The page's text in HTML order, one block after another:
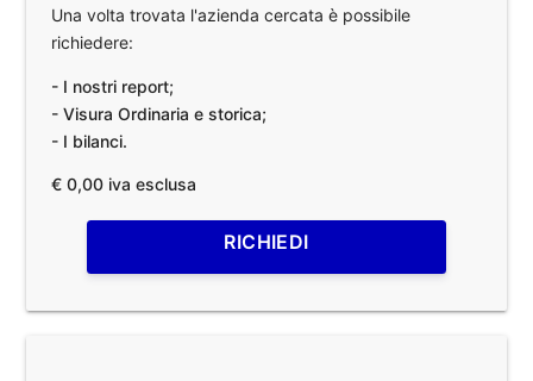
Una volta trovata l'azienda cercata è possibile
richiedere:
- I nostri report;
- Visura Ordinaria e storica;
- I bilanci.
€ 0,00 iva esclusa
RICHIEDI